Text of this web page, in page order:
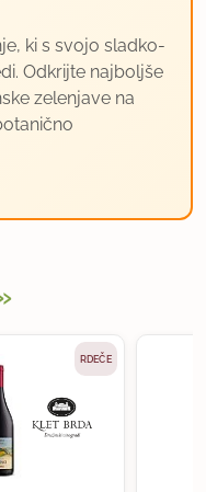
ki s svojo sladko-
Odkrijte najboljše
zelenjave na
RDEČE